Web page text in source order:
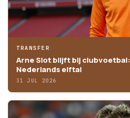
TRANSFER
Arne Slot blijft bij
Nederlands elftal
31 JUL 2026